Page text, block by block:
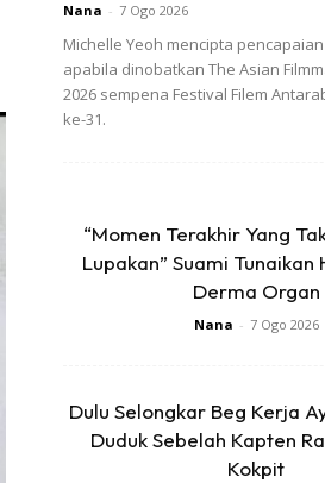
Nana - 7 Ogo 2026
Michelle Yeoh mencipta
apabila dinobatkan The Asian
2026 sempena Festival Filem
ke-31.
“Momen Terakhir Yang
Lupakan” Suami Tunaikan
Derma Organ
Nana - 7 Ogo 2026
Dulu Selongkar Beg Kerja
Duduk Sebelah Kapten
Kokpit